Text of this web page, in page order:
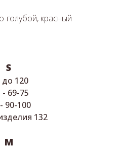
голубой, красный
S
120
69-75
90-100
132
M